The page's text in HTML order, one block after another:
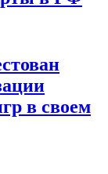
в своем